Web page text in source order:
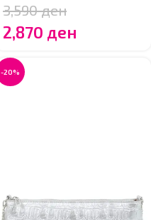
3,590ден
2,870 ден
-20%